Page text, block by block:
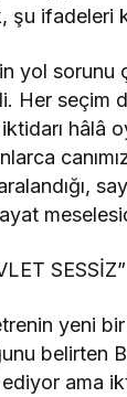
şu ifadeleri
yol sorunu
Her seçim
hâlâ
SESSİZ”
yeni
belirten
ama